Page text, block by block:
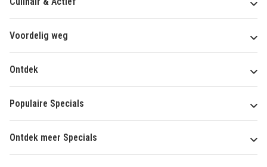
Voordelig weg
Ontdek
Populaire Specials
Ontdek meer Specials